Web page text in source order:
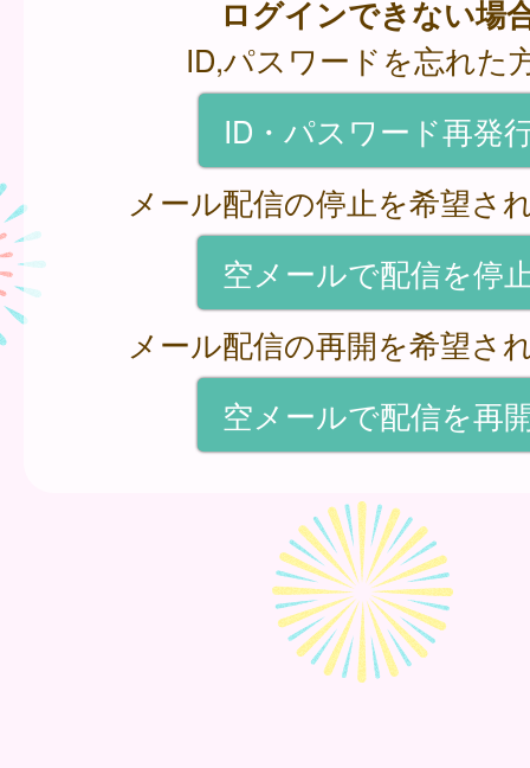
ログインできない場
ID,パスワードを忘れた
ID・パスワード再発
メール配信の停止を希望さ
空メールで配信を停
メール配信の再開を希望さ
空メールで配信を再